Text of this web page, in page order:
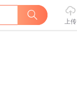
上传